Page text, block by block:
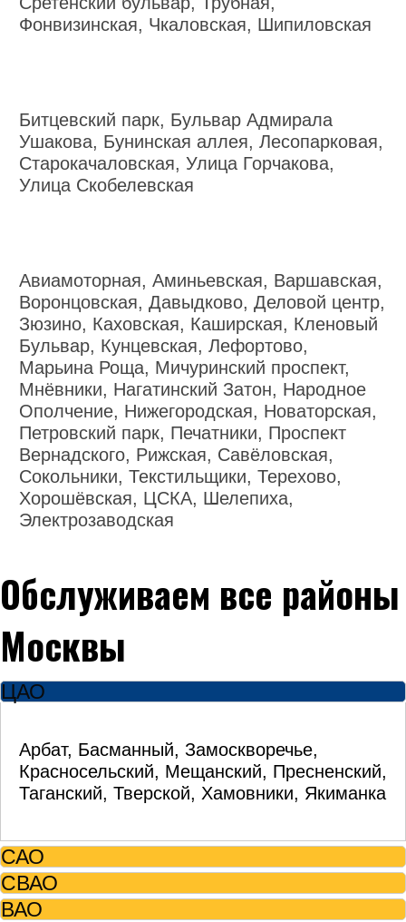
Фонвизинская, Чкаловская, Шипиловская
Битцевский парк, Бульвар Адмирала
Ушакова, Бунинская аллея, Лесопарковая,
Старокачаловская, Улица Горчакова,
Улица Скобелевская
Авиамоторная, Аминьевская, Варшавская,
Воронцовская, Давыдково, Деловой центр,
Зюзино, Каховская, Каширская, Кленовый
Бульвар, Кунцевская, Лефортово,
Марьина Роща, Мичуринский проспект,
Мнёвники, Нагатинский Затон, Народное
Ополчение, Нижегородская, Новаторская,
Петровский парк, Печатники, Проспект
Вернадского, Рижская, Савёловская,
Сокольники, Текстильщики, Терехово,
Хорошёвская, ЦСКА, Шелепиха,
Электрозаводская
Обслуживаем все районы
Москвы
ЦАО
Арбат, Басманный, Замоскворечье,
Красносельский, Мещанский, Пресненский,
Таганский, Тверской, Хамовники, Якиманка
САО
СВАО
ВАО